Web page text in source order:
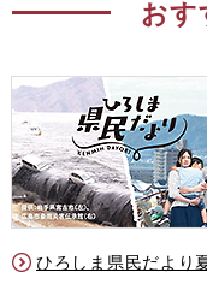
おす
ひろしま県民だより